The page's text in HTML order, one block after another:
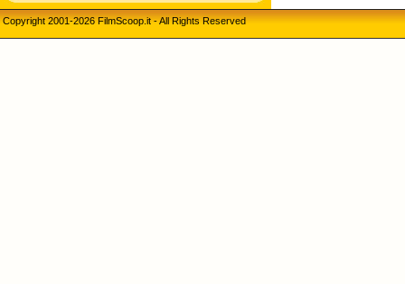
Copyright 2001-2026 FilmScoop.it - All Rights Reserved